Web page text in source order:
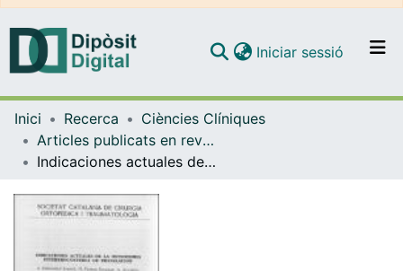
Navega per tot el DD
Com publicar
Iniciar sessió (current)
Inici Recerca
Ciències Clíniques
Articles publicats en revistes (Ciències Clíniques)
Indicaciones actuales de la osteotomía intertrocantérea de translación